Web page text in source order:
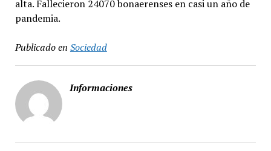
alta. Fallecieron 24070 bonaerenses en casi un año de
pandemia.
Publicado en Sociedad
Informaciones